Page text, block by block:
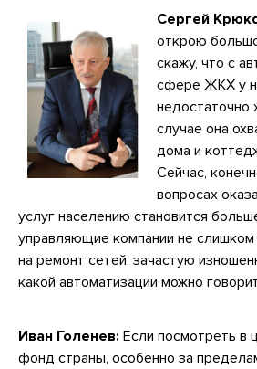
Сергей
открою
скажу, что с
сфере ЖКХ у
недостаточно
случае она
дома и
Сейчас,
вопросах
услуг населению становится
управляющие компании не
на ремонт сетей, зачастую
какой автоматизации можно
Иван Голенев: Если посмотреть в
фонд страны, особенно за